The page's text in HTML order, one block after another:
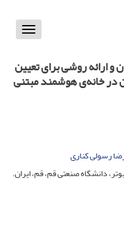
Toggle
ارائه روشی برای تعیین
در خانه‌ی هوشمند مبتنی
رسولی کناری
دانشگاه صنعتی قم، قم، ایران.